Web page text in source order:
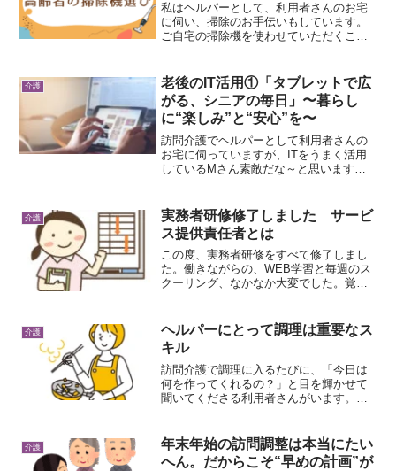
私はヘルパーとして、利用者さんのお宅
に伺い、掃除のお手伝いもしています。
ご自宅の掃除機を使わせていただくこと
のでも、驚くほど吸引力が強いこともあ
ります。ただ実際には、👉...
介護
老後のIT活用①「タブレットで広
がる、シニアの毎日」〜暮らし
に“楽しみ”と“安心”を〜
訪問介護でヘルパーとして利用者さんの
お宅に伺っていますが、ITをうまく活用
しているMさん素敵だな～と思います。
ているのか聞いてみると、子どもさんと
ＬＩＮＥで連絡を取り合...
介護
実務者研修修了しました サービ
ス提供責任者とは
この度、実務者研修をすべて修了しまし
た。働きながらの、WEB学習と毎週のス
クーリング、なかなか大変でした。覚え
ればよかったな」と何度も思いました
（笑）あとは、来年の介護...
介護
ヘルパーにとって調理は重要なス
キル
訪問介護で調理に入るたびに、「今日は
何を作ってくれるの？」と目を輝かせて
聞いてくださる利用者さんがいます。毎
べてくれる姿を見ると、調理の時間が単
なる家事援助ではなく、利...
介護
年末年始の訪問調整は本当にたい
へん。だからこそ“早めの計画”が